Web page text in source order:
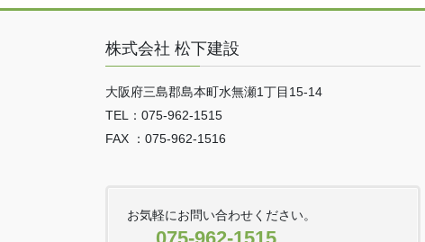
株式会社 松下建設
大阪府三島郡島本町水無瀬1丁目15-14
TEL：075-962-1515
FAX ：075-962-1516
お気軽にお問い合わせください。